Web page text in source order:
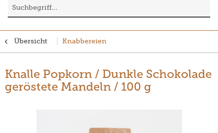
Übersicht Knabbereien
Knalle Popkorn / Dunkle Schokolade
geröstete Mandeln / 100 g